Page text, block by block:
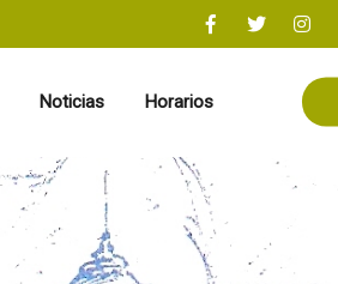
Noticias Horarios